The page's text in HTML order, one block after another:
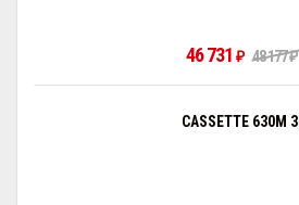
46 731 ₽ 48 177₽
CASSETTE 630M